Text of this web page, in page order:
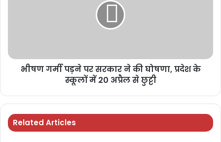
भीषण गर्मी पड़ने पर सरकार ने की घोषणा, प्रदेश के
स्कूलों में 20 अप्रैल से छुट्टी
Related Articles